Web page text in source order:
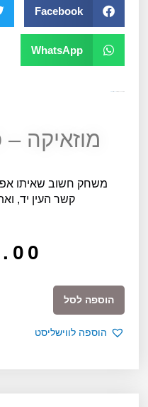
Facebook
WhatsApp
מוזאיקה –
משחק חשוב שאיתו
קשר העין יד,
חיות
הוספה לסל
הוספה לווישליסט